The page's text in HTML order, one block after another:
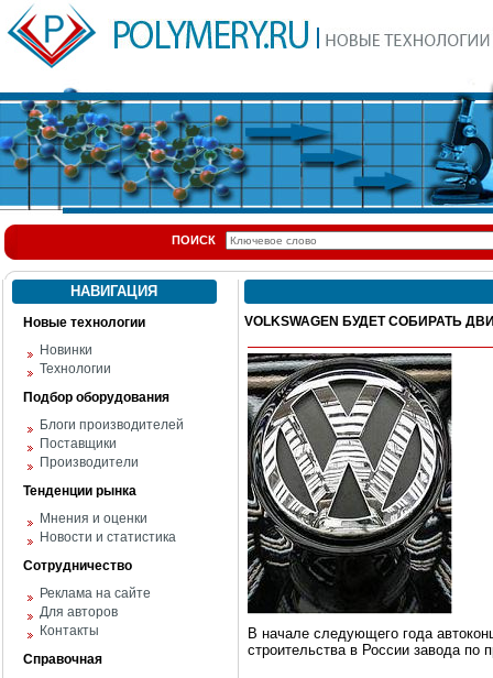
ПОИСК
НАВИГАЦИЯ
Новые технологии
Новинки
Технологии
Подбор оборудования
Блоги производителей
Поставщики
Производители
Тенденции рынка
Мнения и оценки
Новости и статистика
Сотрудничество
Реклама на сайте
Для авторов
Контакты
Справочная
VOLKSWAGEN БУДЕТ СОБИРАТЬ
В начале следующего года
строительства в России завода по